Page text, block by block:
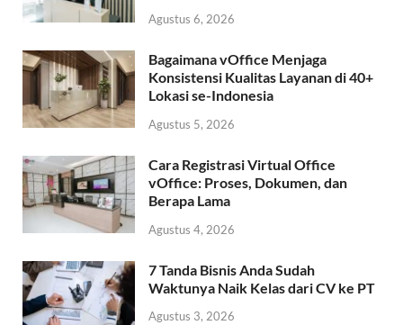
Agustus 6, 2026
Bagaimana vOffice Menjaga
Konsistensi Kualitas Layanan di 40+
Lokasi se-Indonesia
Agustus 5, 2026
Cara Registrasi Virtual Office
vOffice: Proses, Dokumen, dan
Berapa Lama
Agustus 4, 2026
7 Tanda Bisnis Anda Sudah
Waktunya Naik Kelas dari CV ke PT
Agustus 3, 2026